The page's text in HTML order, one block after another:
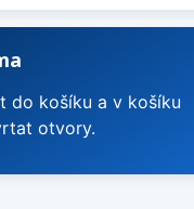
do košíku a v košíku
otvory.